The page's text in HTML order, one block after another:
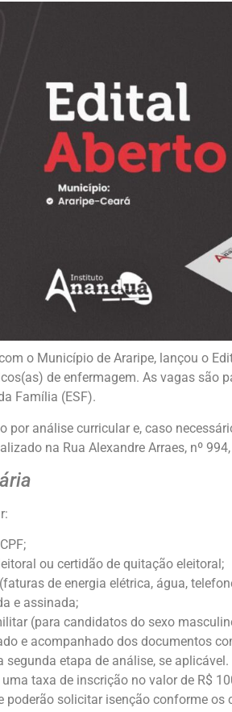
o Município de Araripe, lançou o
de enfermagem. As vagas
Família (ESF).
por análise curricular e, caso
na Rua Alexandre Arraes, nº
ou certidão de quitação eleitoral;
de energia elétrica, água,
e assinada;
(para candidatos do sexo
e acompanhado dos documentos
segunda etapa de análise, se aplicável.
taxa de inscrição no valor de R$
poderão solicitar isenção conforme os